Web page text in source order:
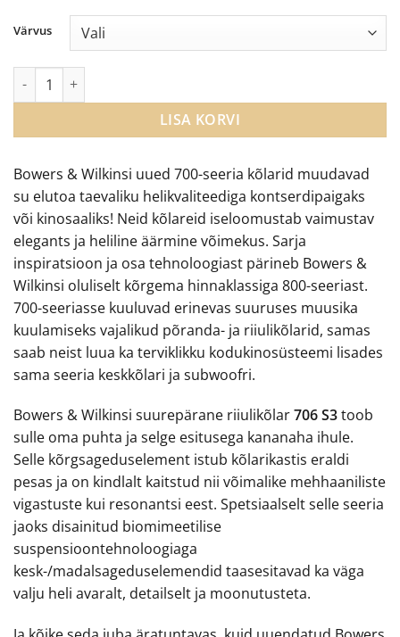
Bowers & Wilkinsi uued 700-seeria kõlarid muudavad
su elutoa taevaliku helikvaliteediga kontserdipaigaks
või kinosaaliks! Neid kõlareid iseloomustab vaimustav
elegants ja heliline äärmine võimekus. Sarja
inspiratsioon ja osa tehnoloogiast pärineb Bowers &
Wilkinsi oluliselt kõrgema hinnaklassiga 800-seeriast.
700-seeriasse kuuluvad erinevas suuruses muusika
kuulamiseks vajalikud põranda- ja riiulikõlarid, samas
saab neist luua ka terviklikku kodukinosüsteemi lisades
sama seeria keskkõlari ja subwoofri.
Bowers & Wilkinsi suurepärane riiulikõlar706 S3toob
sulle oma puhta ja selge esitusega kananaha ihule.
Selle kõrgsageduselement istub kõlarikastis eraldi
pesas ja on kindlalt kaitstud nii võimalike mehhaaniliste
vigastuste kui resonantsi eest. Spetsiaalselt selle seeria
jaoks disainitud biomimeetilise
suspensioontehnoloogiaga
kesk-/madalsageduselemendid taasesitavad ka väga
valju heli avaralt, detailselt ja moonutusteta.
Värvus
Bowers & Wilkins 706 S3 võimekad riiulikõlarid kogus
LISA KORVI